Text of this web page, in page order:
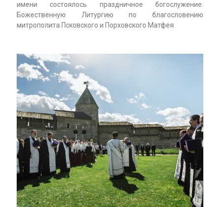
имени состоялось праздничное богослужение.
Божественную Литургию по благословению
митрополита Псковского и Порховского Матфея